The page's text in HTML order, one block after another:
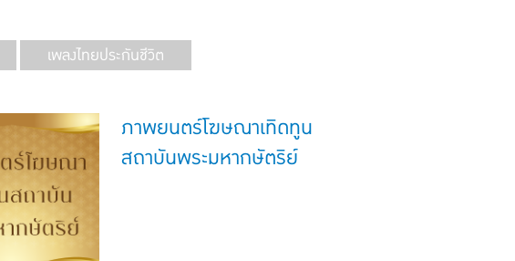
เพลงไทยประกันชีวิต
ภาพยนตร์โฆษณาเทิดทูน
สถาบันพระมหากษัตริย์